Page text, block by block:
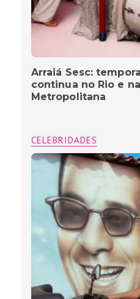
Arraiá Sesc:
continua no Rio e
Metropolitana
CELEBRIDADES